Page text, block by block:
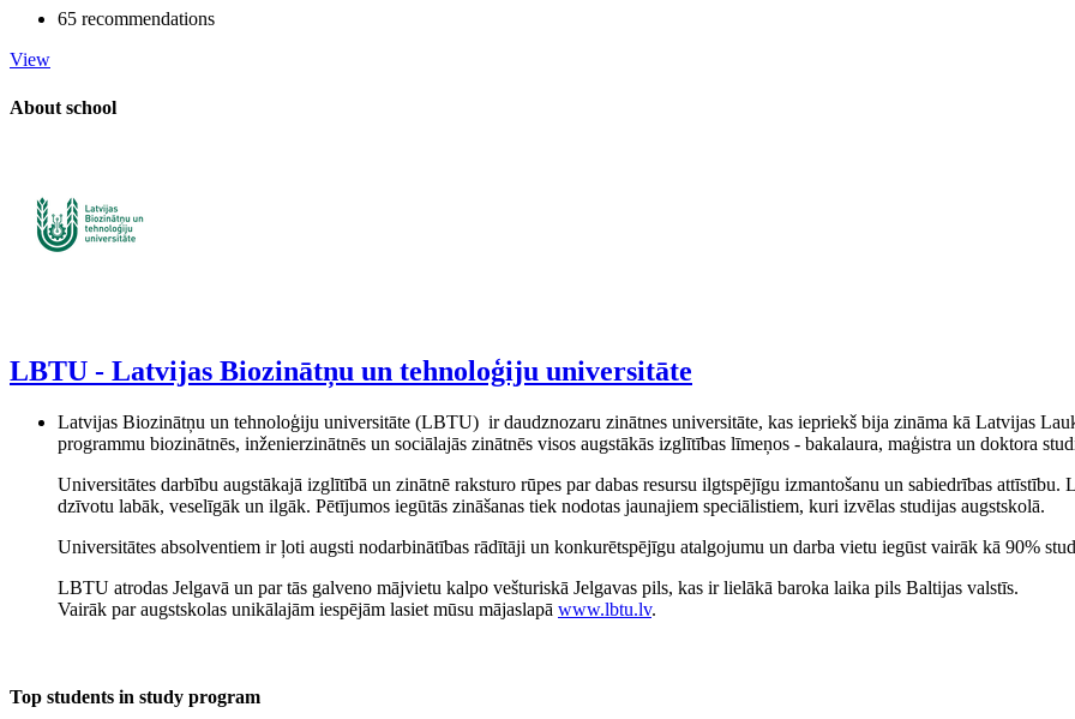
65 recommendations
View
About school
LBTU - Latvijas Biozinātņu un tehnoloģiju universitāte
Latvijas Biozinātņu un tehnoloģiju universitāte (LBTU) ir daudznozaru zinātnes universitāte, kas iepriekš bija zināma kā Latvijas
programmu biozinātnēs, inženierzinātnēs un sociālajās zinātnēs visos augstākās izglītības līmeņos - bakalaura, maģistra un doktora
Universitātes darbību augstākajā izglītībā un zinātnē raksturo rūpes par dabas resursu ilgtspējīgu izmantošanu un sabiedrības
dzīvotu labāk, veselīgāk un ilgāk. Pētījumos iegūtās zināšanas tiek nodotas jaunajiem speciālistiem, kuri izvēlas studijas augstskolā.
Universitātes absolventiem ir ļoti augsti nodarbinātības rādītāji un konkurētspējīgu atalgojumu un darba vietu iegūst vairāk kā 90%
LBTU atrodas Jelgavā un par tās galveno mājvietu kalpo vešturiskā Jelgavas pils, kas ir lielākā baroka laika pils Baltijas valstīs.
Vairāk par augstskolas unikālajām iespējām lasiet mūsu mājaslapā www.lbtu.lv.
Top students in study program